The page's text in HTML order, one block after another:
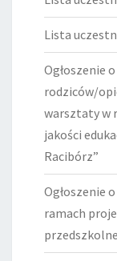
Lista
Ogłoszenie
rodziców/
warsztaty w
jakości
Racibórz”
Ogłoszenie
ramach